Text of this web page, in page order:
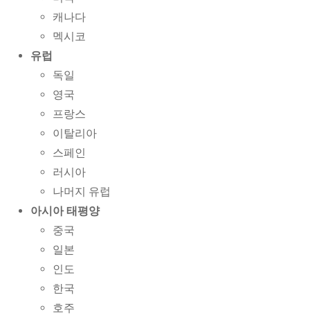
캐나다
멕시코
유럽
독일
영국
프랑스
이탈리아
스페인
러시아
나머지 유럽
아시아 태평양
중국
일본
인도
한국
호주